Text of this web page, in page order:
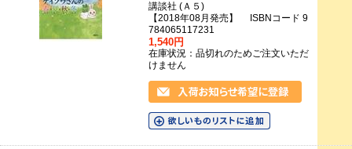
講談社 (Ａ５)
【2018年08月発売】 ISBNコード 9
784065117231
1,540円
在庫状況：品切れのためご注文いただ
けません